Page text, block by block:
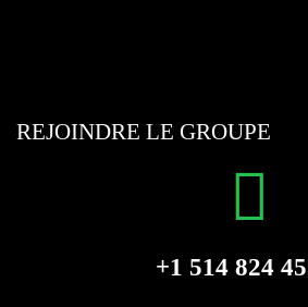
REJOINDRE LE GROUPE
+1 514 824